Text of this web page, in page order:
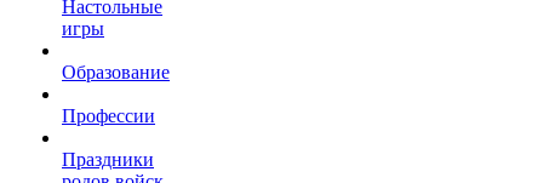
Настольные
игры
Образование
Профессии
Праздники